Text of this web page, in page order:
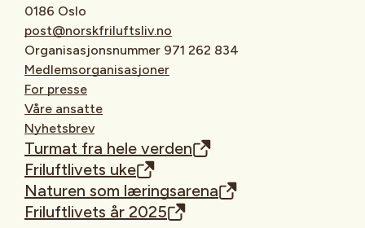
0186 Oslo
post@norskfriluftsliv.no
Organisasjonsnummer 971 262 834
Medlemsorganisasjoner
For presse
Våre ansatte
Nyhetsbrev
Turmat fra hele verden
Friluftlivets uke
Naturen som læringsarena
Friluftlivets år 2025